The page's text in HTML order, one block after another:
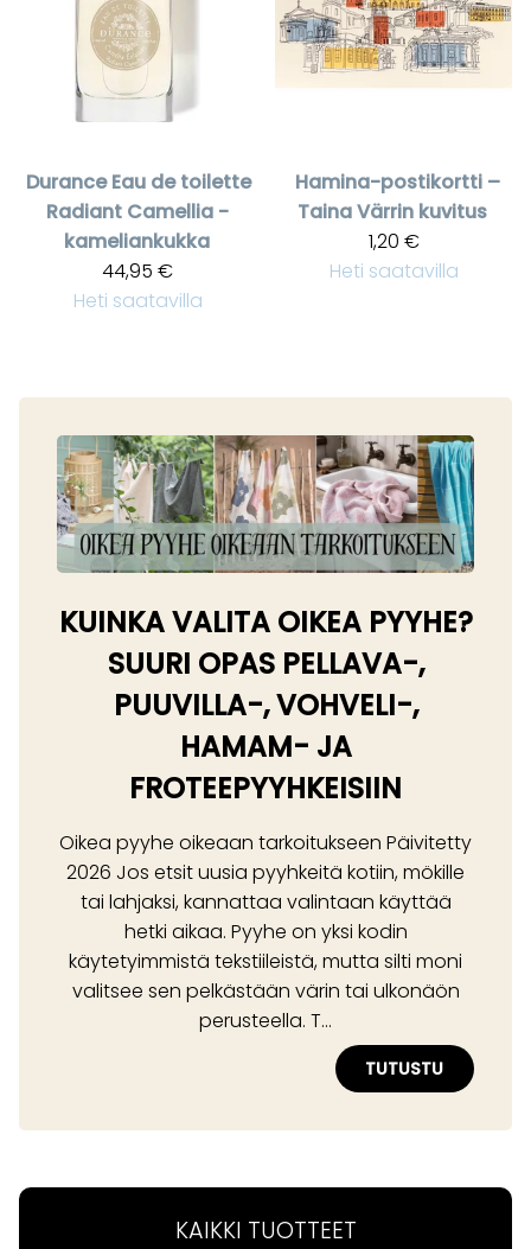
Durance Eau de toilette
Radiant Camellia -
kameliankukka
44,95 €
Heti saatavilla
Hamina-postikortti –
Taina Värrin kuvitus
1,20 €
Heti saatavilla
KUINKA VALITA OIKEA PYYHE?
SUURI OPAS PELLAVA-,
PUUVILLA-, VOHVELI-,
HAMAM- JA
FROTEEPYYHKEISIIN
Oikea pyyhe oikeaan tarkoitukseen Päivitetty
2026 Jos etsit uusia pyyhkeitä kotiin, mökille
tai lahjaksi, kannattaa valintaan käyttää
hetki aikaa. Pyyhe on yksi kodin
käytetyimmistä tekstiileistä, mutta silti moni
valitsee sen pelkästään värin tai ulkonäön
perusteella. T...
TUTUSTU
KAIKKI TUOTTEET